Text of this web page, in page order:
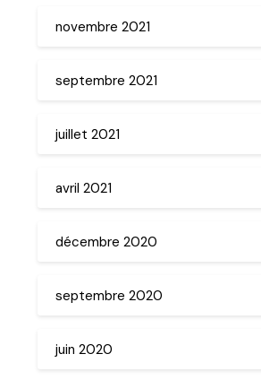
novembre 2021
septembre 2021
juillet 2021
avril 2021
décembre 2020
septembre 2020
juin 2020